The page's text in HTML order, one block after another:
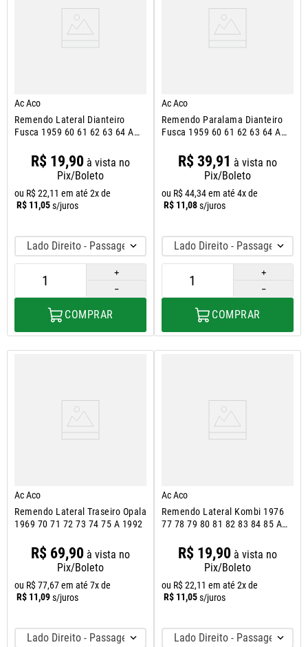
Ac Aco
Remendo Lateral Dianteiro
Fusca 1959 60 61 62 63 64 A
R$ 19,90 à vista no
Pix/Boleto
ou R$22,11 em até 2x de
R$ 11,05s/juros
Lado Direito - Passageiro
＋
－
COMPRAR
Ac Aco
Remendo Paralama Dianteiro
Fusca 1959 60 61 62 63 64 A
R$ 39,91 à vista no
Pix/Boleto
ou R$44,34em até 4x de
R$ 11,08s/juros
Lado Direito - Passageiro
＋
－
COMPRAR
Ac Aco
Remendo Lateral Traseiro Opala
1969 70 71 72 73 74 75 A 1992
R$ 69,90 à vista no
Pix/Boleto
ou R$77,67em até 7x de
R$ 11,09s/juros
Lado Direito - Passageiro
Ac Aco
Remendo Lateral Kombi 1976
77 78 79 80 81 82 83 84 85 A
R$ 19,90 à vista no
Pix/Boleto
ou R$22,11 em até 2x de
R$ 11,05s/juros
Lado Direito - Passageiro